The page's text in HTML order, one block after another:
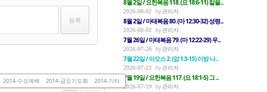
2014-수요예배 2014-금요기도회 2014-기타
8월 2일 / 요한복음 118. (요 18:6-11) 칼을...
2026-08-02 관리자
8월 2일 / 마태복음 80. (마 12:30-32) 성령...
2026-08-02 관리자
7월 26일 / 마태복음 79. (마 12:22-29) 우...
2026-07-26 관리자
7월 22일 / 아모스 2. (암 1:3-15) 이방 나...
2026-07-22 관리자
7월 19일 / 요한복음 117. (요 18:1-5) 그 ...
2026-07-19 관리자